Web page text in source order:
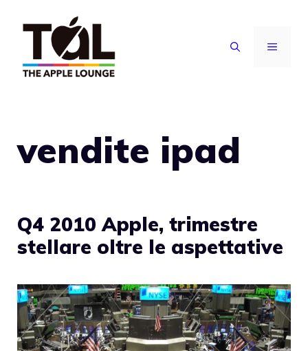
contenuto
MENU
vendite ipad
Q4 2010 Apple, trimestre
stellare oltre le aspettative